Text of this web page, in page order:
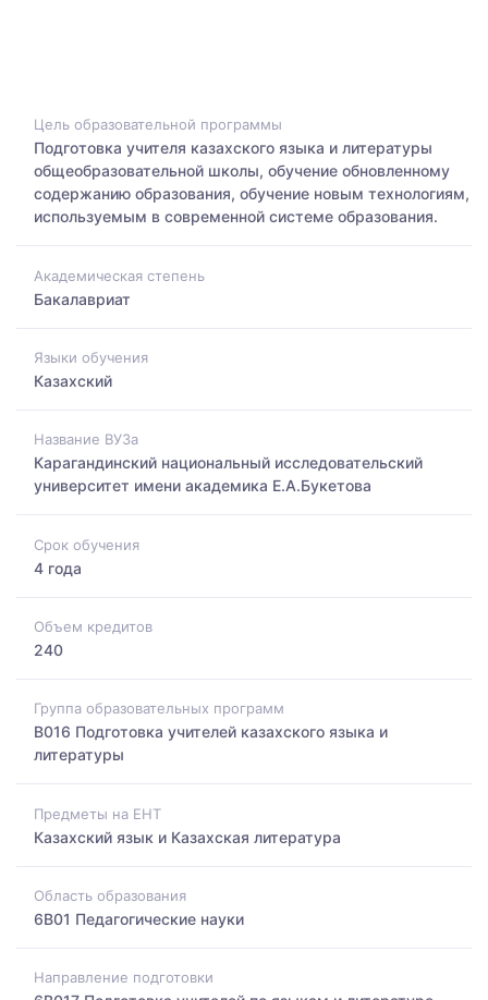
Цель образовательной программы
Подготовка учителя казахского языка и литературы
общеобразовательной школы, обучение обновленному
содержанию образования, обучение новым технологиям,
используемым в современной системе образования.
Академическая степень
Бакалавриат
Языки обучения
Казахский
Название ВУЗа
Карагандинский национальный исследовательский
университет имени академика Е.А.Букетова
Срок обучения
4 года
Объем кредитов
240
Группа образовательных программ
B016 Подготовка учителей казахского языка и
литературы
Предметы на ЕНТ
Казахский язык и Казахская литература
Область образования
6B01 Педагогические науки
Направление подготовки